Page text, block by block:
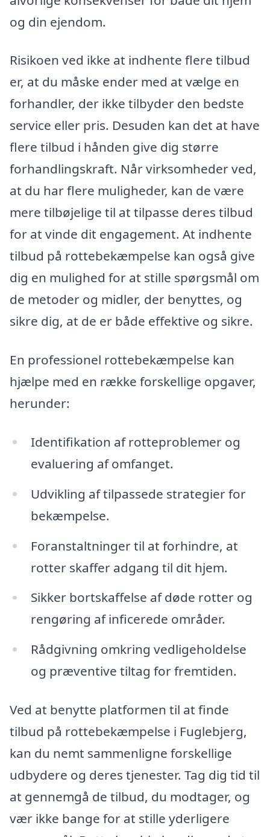
og din ejendom.
Risikoen ved ikke at indhente flere tilbud
er, at du måske ender med at vælge en
forhandler, der ikke tilbyder den bedste
service eller pris. Desuden kan det at have
flere tilbud i hånden give dig større
forhandlingskraft. Når virksomheder ved,
at du har flere muligheder, kan de være
mere tilbøjelige til at tilpasse deres tilbud
for at vinde dit engagement. At indhente
tilbud på rottebekæmpelse kan også give
dig en mulighed for at stille spørgsmål om
de metoder og midler, der benyttes, og
sikre dig, at de er både effektive og sikre.
En professionel rottebekæmpelse kan
hjælpe med en række forskellige opgaver,
herunder:
Identifikation af rotteproblemer og
evaluering af omfanget.
Udvikling af tilpassede strategier for
bekæmpelse.
Foranstaltninger til at forhindre, at
rotter skaffer adgang til dit hjem.
Sikker bortskaffelse af døde rotter og
rengøring af inficerede områder.
Rådgivning omkring vedligeholdelse
og præventive tiltag for fremtiden.
Ved at benytte platformen til at finde
tilbud på rottebekæmpelse i Fuglebjerg,
kan du nemt sammenligne forskellige
udbydere og deres tjenester. Tag dig tid til
at gennemgå de tilbud, du modtager, og
vær ikke bange for at stille yderligere